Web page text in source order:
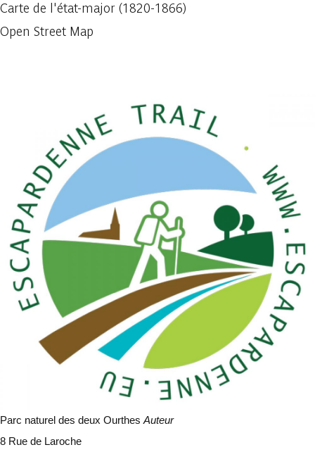
Carte de l'état-major (1820-1866)
Open Street Map
Parc naturel des deux Ourthes Auteur
8 Rue de Laroche